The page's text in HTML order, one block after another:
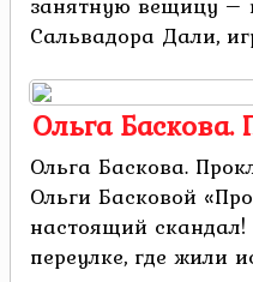
Сальвадора Дали,
Ольга Баскова.
Ольга Баскова.
Ольги Басковой
настоящий
переулке, где жили